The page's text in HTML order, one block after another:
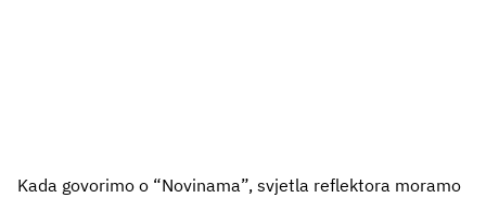
Kada govorimo o “Novinama”, svjetla reflektora moramo